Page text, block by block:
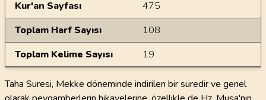
Kur'an Sayfası
475
Toplam Harf Sayısı
108
Toplam Kelime Sayısı
19
Taha Suresi, Mekke döneminde indirilen bir suredir ve genel